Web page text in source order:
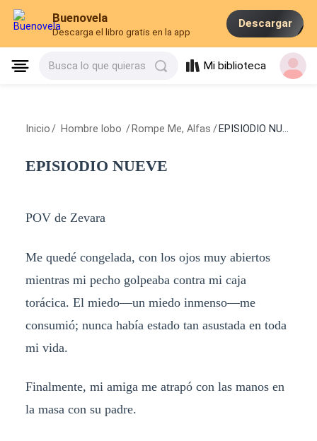
Buenovela
Descarga el libro gratis en la app
Descargar
Busca lo que quieras Mi biblioteca
Inicio / Hombre lobo / Rompe Me, Alfas / EPISIODIO NUEVE
EPISIODIO NUEVE
POV de Zevara
Me quedé congelada, con los ojos muy abiertos
mientras mi pecho golpeaba contra mi caja
torácica. El miedo—un miedo inmenso—me
consumió; nunca había estado tan asustada en toda
mi vida.
Finalmente, mi amiga me atrapó con las manos en
la masa con su padre.